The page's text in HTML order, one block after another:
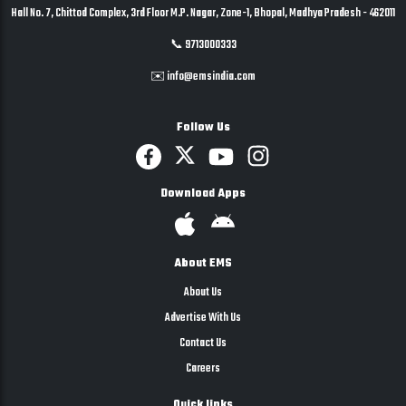
Hall No. 7, Chittod Complex, 3rd Floor M.P. Nagar, Zone-1, Bhopal, Madhya Pradesh - 462011
📞 9713000333
✉️ info@emsindia.com
Follow Us
Download Apps
About EMS
About Us
Advertise With Us
Contact Us
Careers